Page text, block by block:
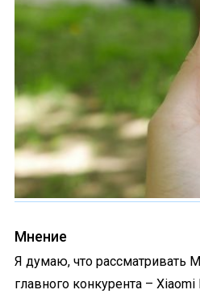
Мнение
Я думаю, что рассматривать
главного конкурента – Xiaomi